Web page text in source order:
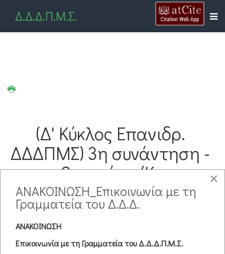
Δ.Δ.Δ.Π.Μ.Σ.
(Δ' Κύκλος Επανιδρ.
ΔΔΔΠΜΣ) 3η συνάντηση -
2η ημέρα (Κ.
Σγουρόπουλος)
ΓΦΠΠΧ 2 - Επιστημονική Τεχνογραφία/Μεθοδολογία
27 Ιανουάριος 2024
×
ΑΝΑΚΟΙΝΩΣΗ_Επικοινωνία με τη
Γραμματεία του Δ.Δ.Δ.
ΑΝΑΚΟΙΝΩΣΗ
Επικοινωνία με τη Γραμματεία του Δ.Δ.Δ.Π.Μ.Σ.